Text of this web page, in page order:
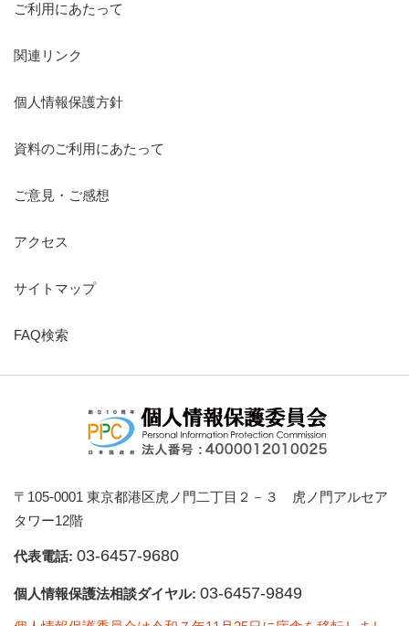
ご利用にあたって
関連リンク
個人情報保護方針
資料のご利用にあたって
ご意見・ご感想
アクセス
サイトマップ
FAQ検索
〒105-0001 東京都港区虎ノ門二丁目２－３ 虎ノ門アルセア
タワー12階
代表電話: 03-6457-9680
個人情報保護法相談ダイヤル: 03-6457-9849